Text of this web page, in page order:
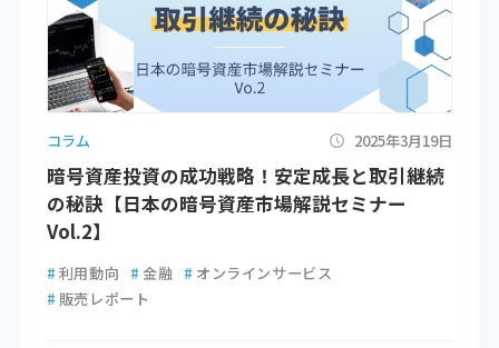
コラム 2025年3月19日
暗号資産投資の成功戦略！安定成長と取引継続
の秘訣【日本の暗号資産市場解説セミナー
Vol.2】
# 利用動向 # 金融 # オンラインサービス
# 販売レポート